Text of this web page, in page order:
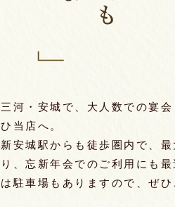
三河・安城で、大人数での宴
ひ当店へ。
新安城駅からも徒歩圏内で、
り、忘新年会でのご利用にも
は駐車場もありますので、ぜ